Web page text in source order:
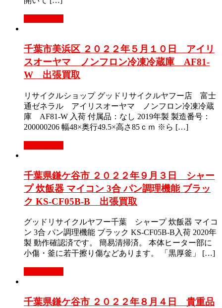
千葉市美浜区 ２０２２年５月１０日 アイリ
スオーヤマ ノンフロン冷凍冷蔵庫 AF81-
W 出張買取
リサイクルショップ グッドリサイクルヤフー店 富士
通ゼネラル アイリスオーヤマ ノンフロン冷凍冷蔵
庫 AF81-W 入荷 付属品：なし 2019年製 製造番号：
200000206 幅48×奥行49.5×高さ85ｃｍ ※ら […]
千葉県鎌ケ谷市 ２０２２年９月３日 シャー
プ 炊飯器 マイコン 3合 パン調理機能 ブラッ
ク KS-CF05B-B 出張買取
グッドリサイクルヤフー千葉 シャープ 炊飯器 マイコ
ン 3合 パン調理機能 ブラック KS-CF05B-B入荷 2020年
製 動作確認済です。 簡易清掃済。 本体ヒーター部に
小傷・釜に若干擦り傷などあります。 「黒厚釜」 […]
千葉県鎌ケ谷市 ２０２２年８月４日 貴重品